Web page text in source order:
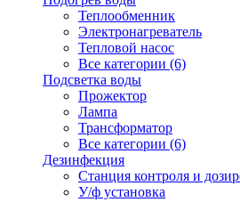
Теплообменник
Электронагреватель
Тепловой насос
Все категории (6)
Подсветка воды
Прожектор
Лампа
Трансформатор
Все категории (6)
Дезинфекция
Станция контроля и
У/ф установка